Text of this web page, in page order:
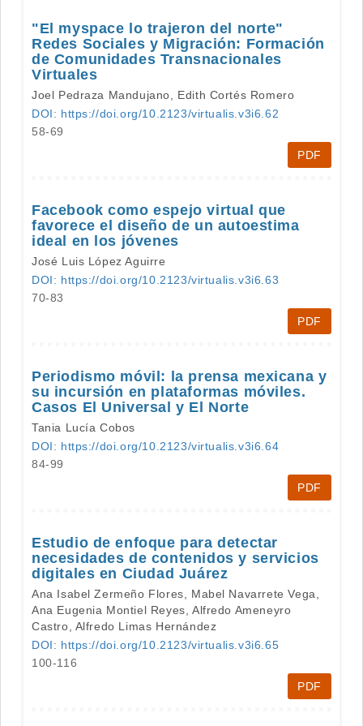
"El myspace lo trajeron del norte"
Redes Sociales y Migración: Formación
de Comunidades Transnacionales
Virtuales
Joel Pedraza Mandujano, Edith Cortés Romero
DOI: https://doi.org/10.2123/virtualis.v3i6.62
58-69
PDF
Facebook como espejo virtual que
favorece el diseño de un autoestima
ideal en los jóvenes
José Luis López Aguirre
DOI: https://doi.org/10.2123/virtualis.v3i6.63
70-83
PDF
Periodismo móvil: la prensa mexicana y
su incursión en plataformas móviles.
Casos El Universal y El Norte
Tania Lucía Cobos
DOI: https://doi.org/10.2123/virtualis.v3i6.64
84-99
PDF
Estudio de enfoque para detectar
necesidades de contenidos y servicios
digitales en Ciudad Juárez
Ana Isabel Zermeño Flores, Mabel Navarrete Vega,
Ana Eugenia Montiel Reyes, Alfredo Ameneyro
Castro, Alfredo Limas Hernández
DOI: https://doi.org/10.2123/virtualis.v3i6.65
100-116
PDF